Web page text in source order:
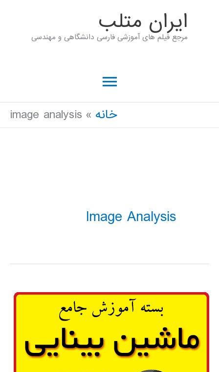
ايران متلب
مرجع فیلم های آموزشی فارسی دانشگاهی و مهندسی
فهرست
اصلی
خانه image analysis
Image Analysis